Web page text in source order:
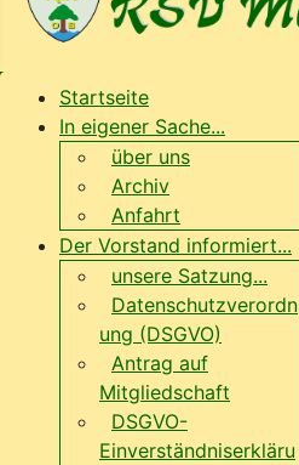
Startseite
In eigener Sache...
über uns
Archiv
Anfahrt
Der Vorstand informiert...
unsere Satzung...
Datenschutzverordn
ung (DSGVO)
Antrag auf
Mitgliedschaft
DSGVO-
Einverständniserkläru